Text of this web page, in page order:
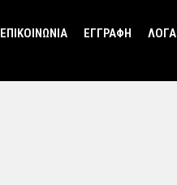
ΕΠΙΚΟΙΝΩΝΙΑ ΕΓΓΡΑΦΗ